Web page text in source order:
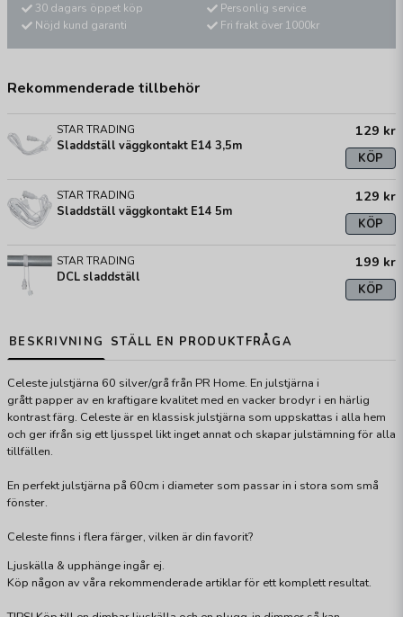
30 dagars öppet köp
Nöjd kund garanti
Personlig service
Fri frakt över 1000kr
Rekommenderade tillbehör
STAR TRADING
Sladdställ väggkontakt E14 3,5m
129 kr
KÖP
STAR TRADING
Sladdställ väggkontakt E14 5m
129 kr
KÖP
STAR TRADING
DCL sladdställ
199 kr
KÖP
BESKRIVNING STÄLL EN PRODUKTFRÅGA
Celeste julstjärna 60 silver/grå från PR Home. En julstjärna i
grått papper av en kraftigare kvalitet med en vacker brodyr i en härlig
kontrast färg. Celeste är en klassisk julstjärna som uppskattas i alla hem
och ger ifrån sig ett ljusspel likt inget annat och skapar julstämning för alla
tillfällen.
En perfekt julstjärna på 60cm i diameter som passar in i stora som små
fönster.
Celeste finns i flera färger, vilken är din favorit?
Ljuskälla & upphänge ingår ej.
Köp någon av våra rekommenderade artiklar för ett komplett resultat.